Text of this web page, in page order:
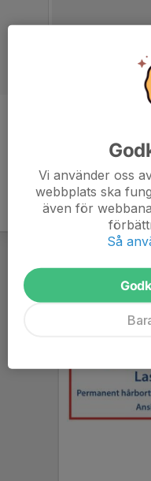
Vi använder oss
webbplats ska
även för
Så